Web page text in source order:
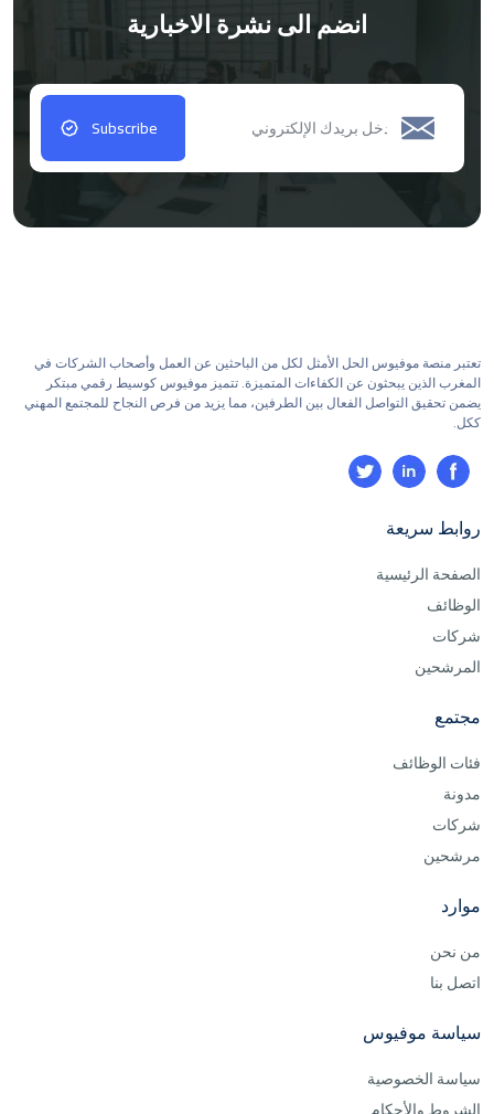
انضم الى نشرة الاخبارية
Subscribe
تعتبر منصة موفيوس الحل الأمثل لكل من الباحثين عن العمل وأصحاب الشركات في
المغرب الذين يبحثون عن الكفاءات المتميزة. تتميز موفيوس كوسيط رقمي مبتكر
يضمن تحقيق التواصل الفعال بين الطرفين، مما يزيد من فرص النجاح للمجتمع المهني
ككل.
روابط سريعة
الصفحة الرئيسية
الوظائف
شركات
المرشحين
مجتمع
فئات الوظائف
مدونة
شركات
مرشحين
موارد
من نحن
اتصل بنا
سياسة موفيوس
سياسة الخصوصية